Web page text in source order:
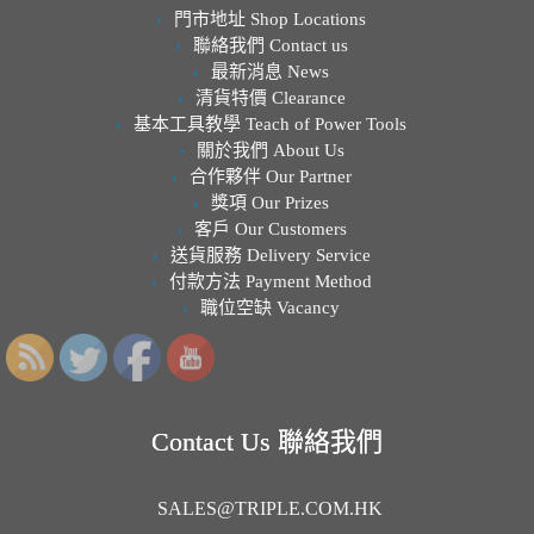
門市地址 Shop Locations
聯絡我們 Contact us
最新消息 News
清貨特價 Clearance
基本工具教學 Teach of Power Tools
關於我們 About Us
合作夥伴 Our Partner
獎項 Our Prizes
客戶 Our Customers
送貨服務 Delivery Service
付款方法 Payment Method
職位空缺 Vacancy
Contact Us 聯絡我們
SALES@TRIPLE.COM.HK